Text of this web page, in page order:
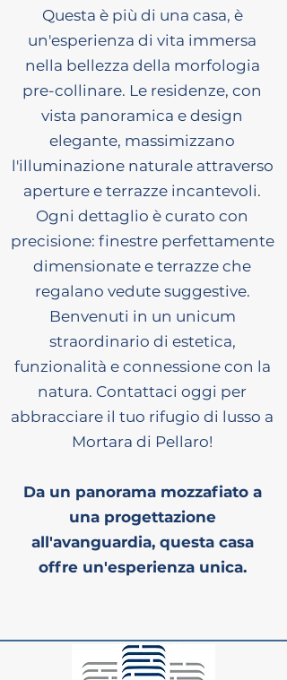
Questa è più di una casa, è
un'esperienza di vita immersa
nella bellezza della morfologia
pre-collinare. Le residenze, con
vista panoramica e design
elegante, massimizzano
l'illuminazione naturale attraverso
aperture e terrazze incantevoli.
Ogni dettaglio è curato con
precisione: finestre perfettamente
dimensionate e terrazze che
regalano vedute suggestive.
Benvenuti in un unicum
straordinario di estetica,
funzionalità e connessione con la
natura. Contattaci oggi per
abbracciare il tuo rifugio di lusso a
Mortara di Pellaro!
Da un panorama mozzafiato a
una progettazione
all'avanguardia, questa casa
offre un'esperienza unica.